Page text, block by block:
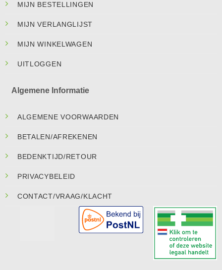
MIJN BESTELLINGEN
MIJN VERLANGLIJST
MIJN WINKELWAGEN
UITLOGGEN
Algemene Informatie
ALGEMENE VOORWAARDEN
BETALEN/AFREKENEN
BEDENKTIJD/RETOUR
PRIVACYBELEID
CONTACT/VRAAG/KLACHT